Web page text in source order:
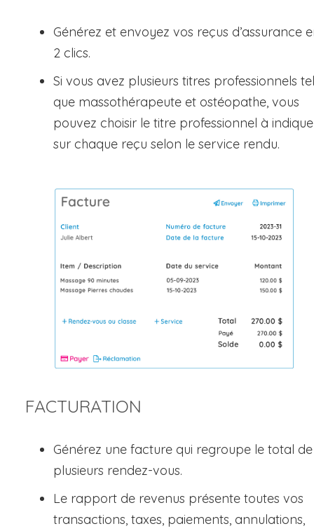
Générez et envoyez vos reçus d’assurance
2 clics.
Si vous avez plusieurs titres professionnels
que massothérapeute et ostéopathe, vous
pouvez choisir le titre professionnel à
sur chaque reçu selon le service rendu.
FACTURATION
Générez une facture qui regroupe le total de
plusieurs rendez-vous.
Le rapport de revenus présente toutes vos
transactions, taxes, paiements, annulations,